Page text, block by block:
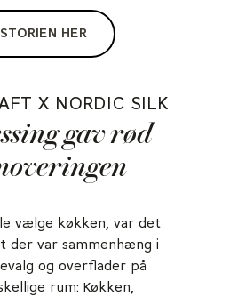
HER
X NORDIC SILK
gav rød
vælge køkken, var det
der var sammenhæng i
og overflader på
rum: Køkken,